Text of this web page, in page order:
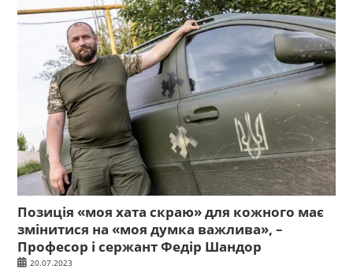
Позиція «моя хата скраю» для кожного має
змінитися на «моя думка важлива», –
Професор і сержант Федір Шандор
20.07.2023